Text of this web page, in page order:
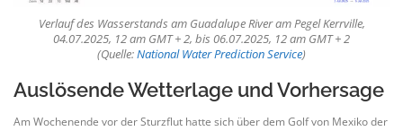
Verlauf des Wasserstands am Guadalupe River am Pegel Kerrville,
04.07.2025, 12 am GMT + 2, bis 06.07.2025, 12 am GMT + 2
(Quelle:National Water Prediction Service)
Auslösende Wetterlage und Vorhersage
Am Wochenende vor der Sturzflut hatte sich über dem Golf von Mexiko der